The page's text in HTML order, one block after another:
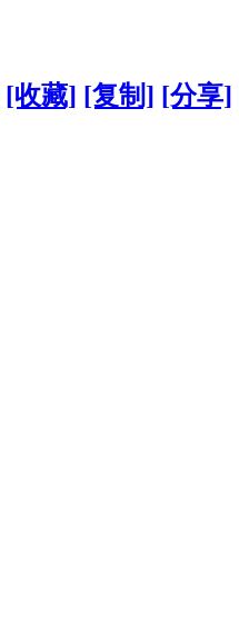
[收藏] [复制] [分享]